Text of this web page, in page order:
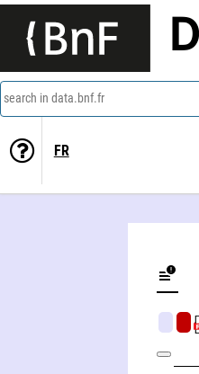
search in data.bnf.fr
FR